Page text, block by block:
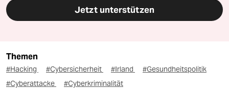
Jetzt unterstützen
Themen
#Hacking #Cybersicherheit #Irland
#Gesundheitspolitik
#Cyberattacke
#Cyberkriminalität